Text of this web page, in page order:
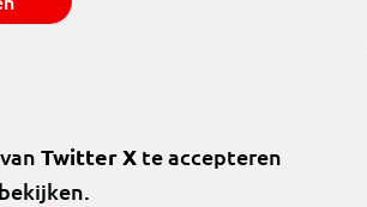
Twitter Xte accepteren